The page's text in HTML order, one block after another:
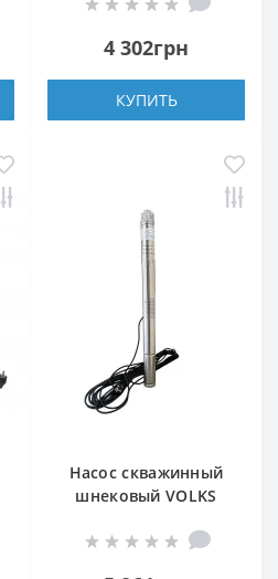
0,75кВт + кабель 15м
4 302грн
КУПИТЬ
Насос скважинный
шнековый VOLKS
0,25кВт 2 дюйма! +